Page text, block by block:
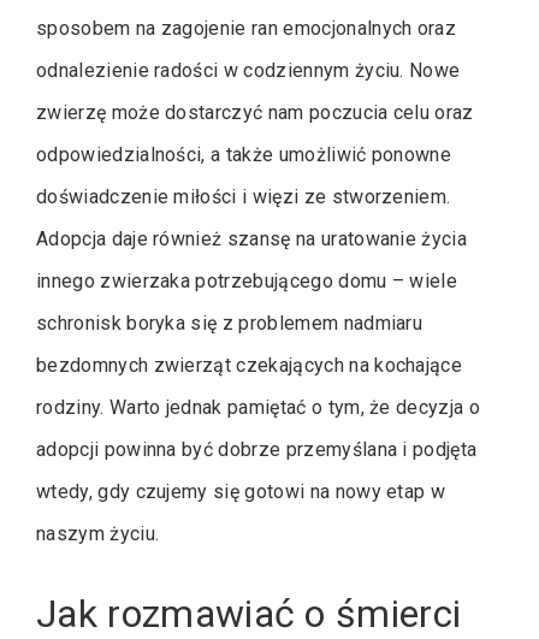
sposobem na zagojenie ran emocjonalnych oraz
odnalezienie radości w codziennym życiu. Nowe
zwierzę może dostarczyć nam poczucia celu oraz
odpowiedzialności, a także umożliwić ponowne
doświadczenie miłości i więzi ze stworzeniem.
Adopcja daje również szansę na uratowanie życia
innego zwierzaka potrzebującego domu – wiele
schronisk boryka się z problemem nadmiaru
bezdomnych zwierząt czekających na kochające
rodziny. Warto jednak pamiętać o tym, że decyzja o
adopcji powinna być dobrze przemyślana i podjęta
wtedy, gdy czujemy się gotowi na nowy etap w
naszym życiu.
Jak rozmawiać o śmierci